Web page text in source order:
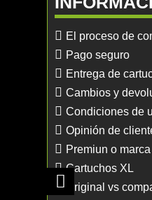
El proceso de
Pago seguro
Entrega de
Cambios y
Condiciones de
Opinión de
Premiun o
Cartuchos XL
Original vs